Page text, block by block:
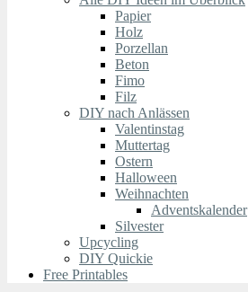
Papier
Holz
Porzellan
Beton
Fimo
Filz
DIY nach Anlässen
Valentinstag
Muttertag
Ostern
Halloween
Weihnachten
Adventskalender
Silvester
Upcycling
DIY Quickie
Free Printables